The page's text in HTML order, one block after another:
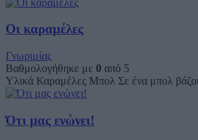
Οι καραμέλες
Γνωριμίας
Βαθμολογήθηκε με 0 από 5
Υλικά Καραμέλες Μπολ Σε ένα μπολ
Ότι μας ενώνει!